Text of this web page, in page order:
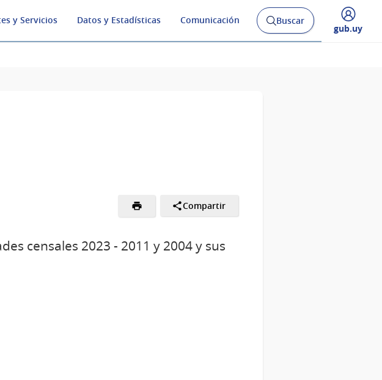
y Servicios Datos y Estadísticas Comunicación
Abrir
buscador
Buscar
Desplegar
gub.uy
Compartir
censales 2023 - 2011 y 2004 y sus